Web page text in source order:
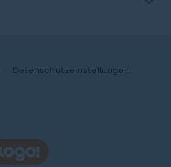
Datenschutzeinstellungen